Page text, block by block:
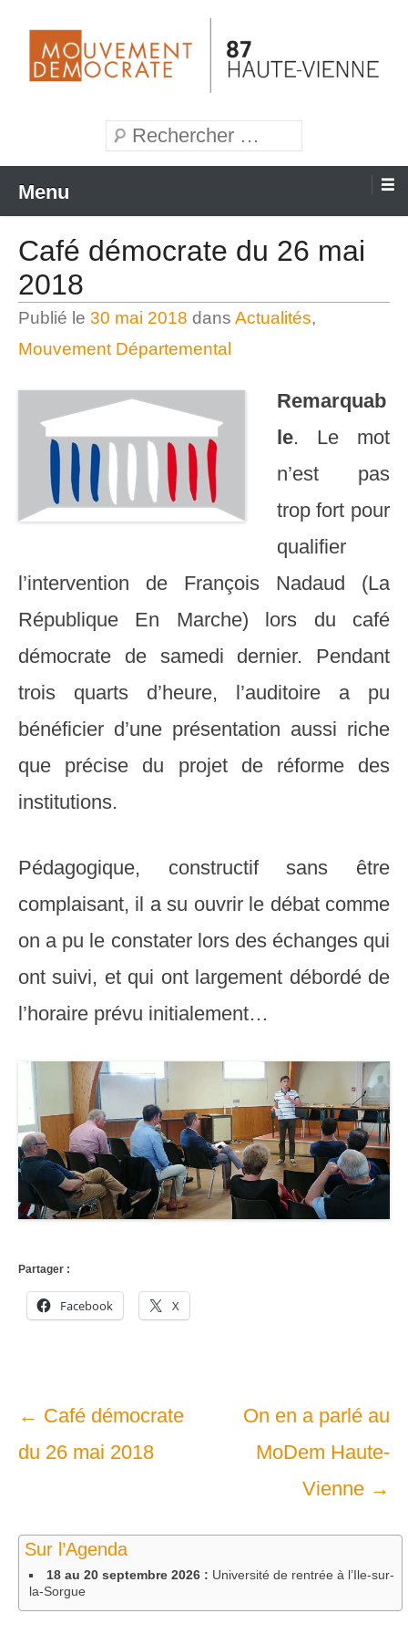
contenu
Recherche
Menu
Café démocrate du 26 mai
2018
Publié le 30 mai 2018 dans Actualités,
Mouvement Départemental
Remarquab
le. Le mot
n’est pas
trop fort pour
qualifier
l’intervention de François Nadaud (La
République En Marche) lors du café
démocrate de samedi dernier. Pendant
trois quarts d’heure, l’auditoire a pu
bénéficier d’une présentation aussi riche
que précise du projet de réforme des
institutions.
Pédagogique, constructif sans être
complaisant, il a su ouvrir le débat comme
on a pu le constater lors des échanges qui
ont suivi, et qui ont largement débordé de
l’horaire prévu initialement…
Partager :
Facebook X
Navigation
dans
← Café démocrate
du 26 mai 2018
On en a parlé au
MoDem Haute-
Vienne →
Sur l’Agenda
18 au 20 septembre 2026 : Université de rentrée à l’Ile-sur-
la-Sorgue